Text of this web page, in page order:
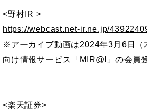
<野村IR >
https://webcast.net-ir.ne.jp/
※アーカイブ動画は2024年3月6日（
向け情報サービス
「MIR@I」の会員
<楽天証券>